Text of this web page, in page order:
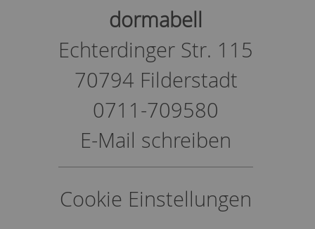
dormabell
Echterdinger Str. 115
70794 Filderstadt
0711-709580
E-Mail schreiben
Cookie Einstellungen